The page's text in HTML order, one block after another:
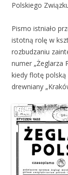
Polskiego
Pismo istniało
istotną rolę w
rozbudzaniu
numer „Żeglarza
kiedy flotę polską
drewniany